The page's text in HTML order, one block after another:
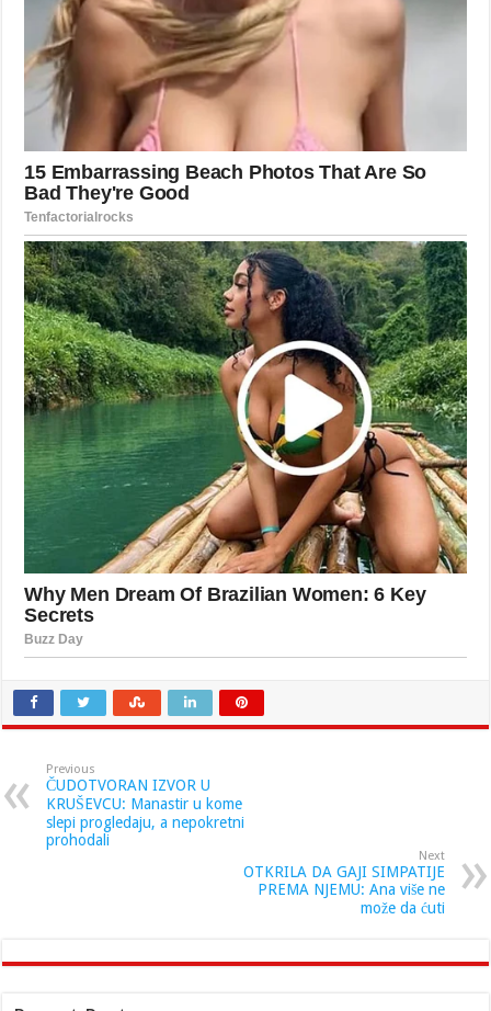
Previous
ČUDOTVORAN IZVOR U
KRUŠEVCU: Manastir u kome
slepi progledaju, a nepokretni
prohodali
Next
OTKRILA DA GAJI SIMPATIJE
PREMA NJEMU: Ana više ne
može da ćuti